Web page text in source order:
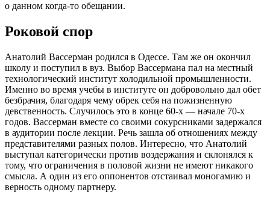
о данном когда-то обещании.
Роковой спор
Анатолий Вассерман родился в Одессе. Там же он окончил
школу и поступил в вуз. Выбор Вассермана пал на местный
технологический институт холодильной промышленности.
Именно во время учебы в институте он добровольно дал обет
безбрачия, благодаря чему обрек себя на пожизненную
девственность. Случилось это в конце 60-х — начале 70-х
годов. Вассерман вместе со своими сокурсниками задержался
в аудитории после лекции. Речь зашла об отношениях между
представителями разных полов. Интересно, что Анатолий
выступал категорически против воздержания и склонялся к
тому, что ограничения в половой жизни не имеют никакого
смысла. А один из его оппонентов отстаивал моногамию и
верность одному партнеру.